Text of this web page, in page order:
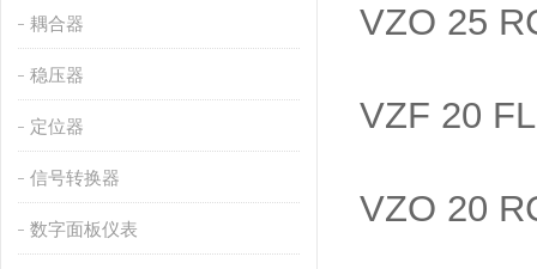
耦合器
稳压器
定位器
信号转换器
数字面板仪表
VZO 25
VZF 20
VZO 20